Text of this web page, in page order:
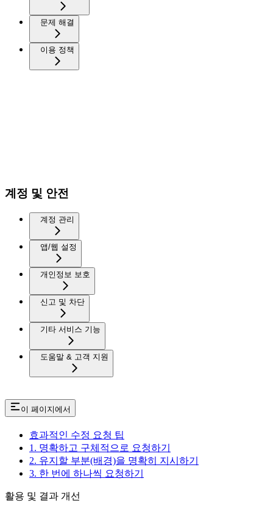
문제 해결
이용 정책
계정 및 안전
계정 관리
앱/웹 설정
개인정보 보호
신고 및 차단
기타 서비스 기능
도움말 & 고객 지원
이 페이지에서
효과적인 수정 요청 팁
1. 명확하고 구체적으로 요청하기
2. 유지할 부분(배경)을 명확히 지시하기
3. 한 번에 하나씩 요청하기
활용 및 결과 개선